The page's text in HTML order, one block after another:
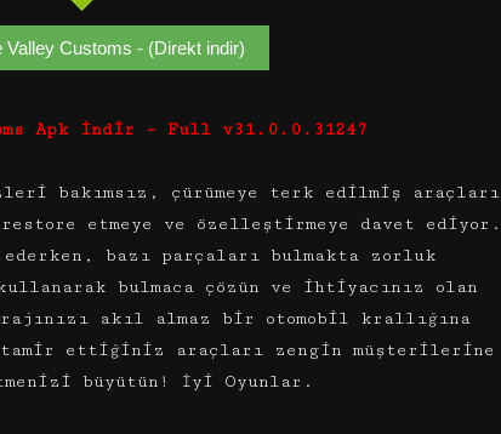
Valley Customs - (Direkt indir)
Apk İndir – Full v31.0.0.31247
bakımsız, çürümeye terk edilmiş araçları
restore etmeye ve özelleştirmeye davet ediyor.
bazı parçaları bulmakta zorluk
bulmaca çözün ve ihtiyacınız olan
akıl almaz bir otomobil krallığına
tamir ettiğiniz araçları zengin müşterilerine
büyütün! İyi Oyunlar.